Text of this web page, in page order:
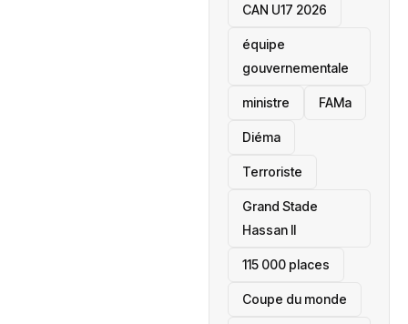
CAN U17 2026
équipe
gouvernementale
ministre FAMa
Diéma
Terroriste
Grand Stade
Hassan II
115 000 places
‎Coupe du monde